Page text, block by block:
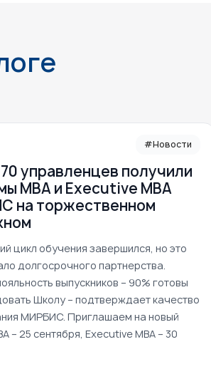
#Новости
управленцев получили
MBA и Executive MBA
на торжественном
цикл обучения завершился, но это
долгосрочного партнерства.
выпускников – 90% готовы
Школу – подтверждает качество
МИРБИС. Приглашаем на новый
– 25 сентября, Executive MBA – 30